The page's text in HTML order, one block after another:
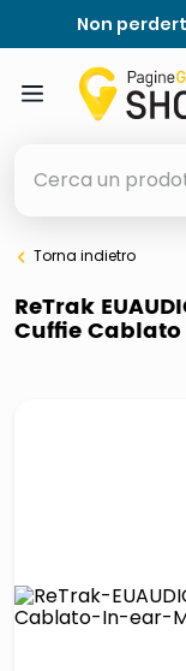
Non
elenchi
orologio parete
pattumiera
Torna indietro
ReTrak
Cuffie Cablato